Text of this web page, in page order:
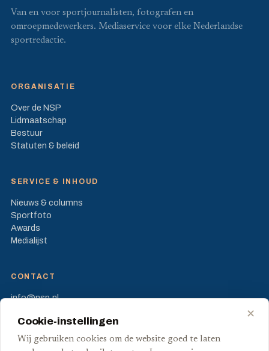
Van en voor sportjournalisten, fotografen en
omroepmedewerkers. Mediaservice voor elke Nederlandse
sportredactie.
ORGANISATIE
Over de NSP
Lidmaatschap
Bestuur
Statuten & beleid
SERVICE & INHOUD
Nieuws & columns
Sportfoto
Awards
Medialijst
CONTACT
info@nsp.nl
2595 BM Den Haag
✕
Cookie-instellingen
Wij gebruiken cookies om de website goed te laten